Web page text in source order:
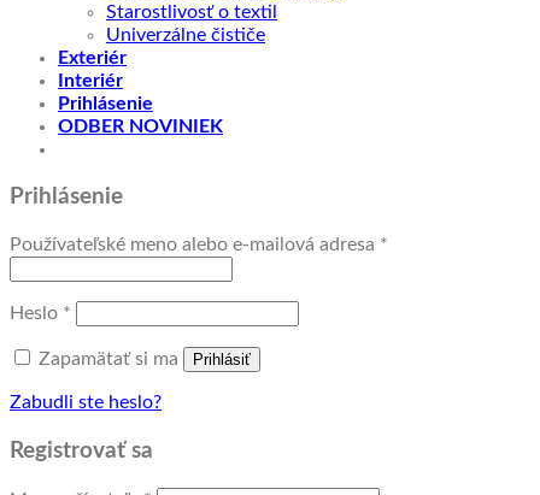
Starostlivosť o textil
Univerzálne čističe
Exteriér
Interiér
Prihlásenie
ODBER NOVINIEK
Prihlásenie
Používateľské meno alebo e-mailová adresa *
Heslo *
Zapamätať si ma Prihlásiť
Zabudli ste heslo?
Registrovať sa